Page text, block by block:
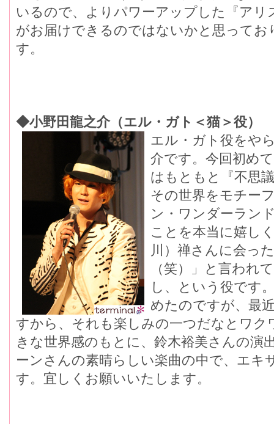
いるので、よりパワーアップした『ア
がお届けできるのではないかと思って
す。
◆小野田龍之介（エル・ガト＜猫＞役）
エル・ガト役をや
介です。今回初め
はもともと『不思
その世界をモチー
ン・ワンダーラン
ことを本当に嬉し
川）禅さんに会っ
（笑）」と言われ
し、という役です
めたのですが、最
すから、それも楽しみの一つだなとワク
きな世界感のもとに、鈴木裕美さんの演
ーンさんの素晴らしい楽曲の中で、エキ
す。宜しくお願いいたします。